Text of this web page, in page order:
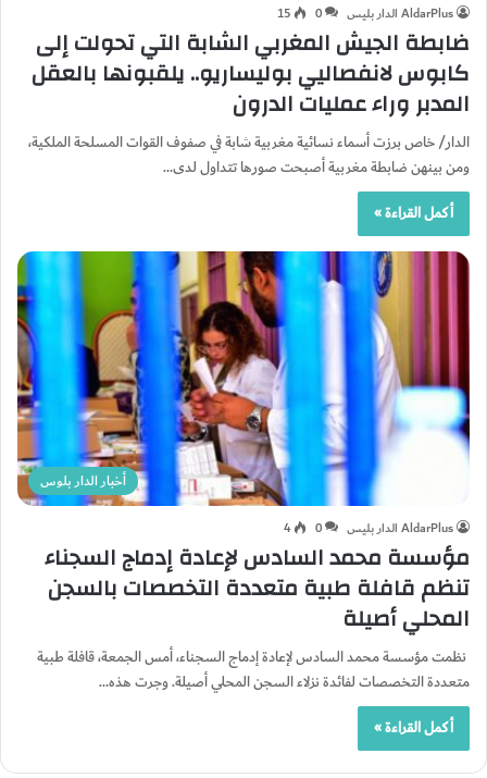
AldarPlus الدار بليس 0
15
ضابطة الجيش المغربي الشابة التي تحولت إلى
كابوس لانفصاليي بوليساريو.. يلقبونها بالعقل
المدبر وراء عمليات الدرون
الدار/ خاص برزت أسماء نسائية مغربية شابة في صفوف القوات المسلحة الملكية،
ومن بينهن ضابطة مغربية أصبحت صورها تتداول لدى…
أكمل القراءة »
أخبار الدار بلوس
AldarPlus الدار بليس 0
4
مؤسسة محمد السادس لإعادة إدماج السجناء
تنظم قافلة طبية متعددة التخصصات بالسجن
المحلي أصيلة
نظمت مؤسسة محمد السادس لإعادة إدماج السجناء، أمس الجمعة، قافلة طبية
متعددة التخصصات لفائدة نزلاء السجن المحلي أصيلة. وجرت هذه…
أكمل القراءة »